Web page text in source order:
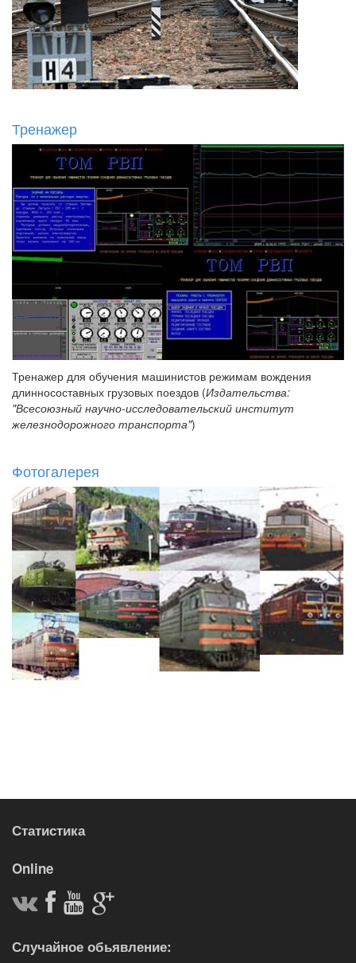
Тренажер
Тренажер для обучения машинистов режимам вождения
длинносоставных грузовых поездов (Издательства:
"Всесоюзный научно-исследовательский институт
железнодорожного транспорта")
Фотогалерея
Статистика
Online
Случайное обьявление: